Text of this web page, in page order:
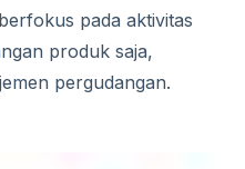
pada aktivitas
produk saja,
pergudangan.